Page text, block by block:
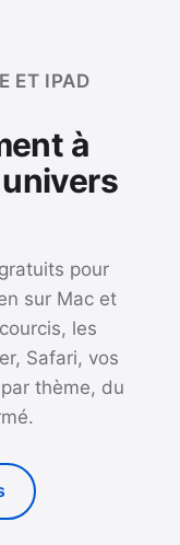
ET IPAD
à
univers
pour
sur Mac et
les
Safari, vos
thème, du